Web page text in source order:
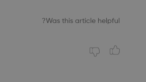
Was this article helpful?